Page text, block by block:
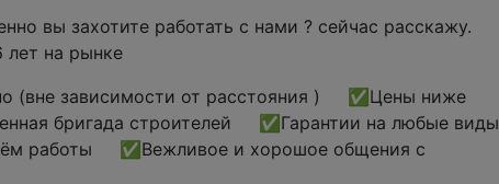
вы захотите работать с нами ? сейчас расскажу.
на рынке
(вне зависимости от расстояния ) ✅Цены ниже
бригада строителей ✅Гарантии на любые виды
работы ✅Вежливое и хорошое общения с